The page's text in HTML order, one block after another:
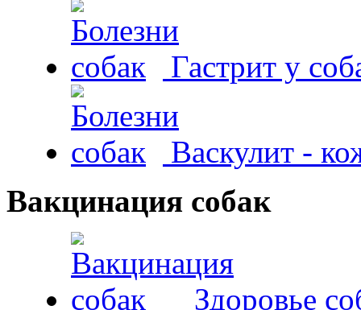
Гастрит у
Васкулит -
Вакцинация собак
Здоровье